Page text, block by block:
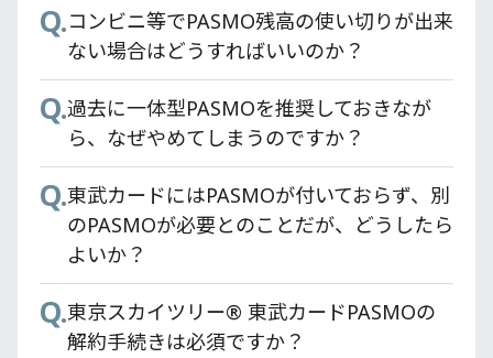
Q.東武カードはどこで申し込めますか？
Q.カード発行にかかる時間はどれくらいです
か？
Q.東武カードゴールドのメリットは何です
か？
東武カードVIPの招待条件は何ですか？
Q.コンビニ等でPASMO残高の使い切りが出来
ない場合はどうすればいいのか？
Q.過去に一体型PASMOを推奨しておきなが
ら、なぜやめてしまうのですか？
Q.東武カードにはPASMOが付いておらず、別
のPASMOが必要とのことだが、どうしたら
よいか？
Q.東京スカイツリー® 東武カードPASMOの
解約手続きは必須ですか？